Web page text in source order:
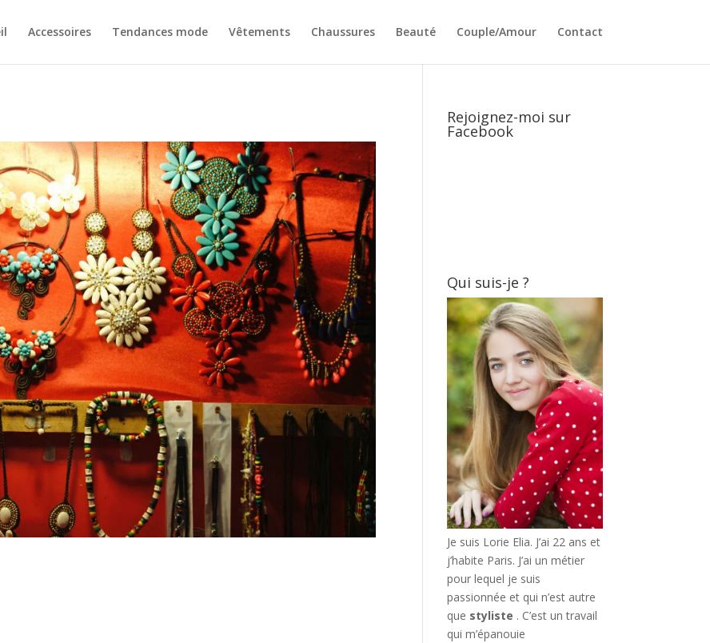
Accessoires Tendances mode Vêtements Chaussures Beauté Couple/Amour Contact
Rejoignez-moi sur
Facebook
Qui suis-je ?
Je suis Lorie Elia. J’ai 22 ans et
j’habite Paris. J’ai un métier
pour lequel je suis
passionnée et qui n’est autre
que styliste . C’est un travail
qui m’épanouie